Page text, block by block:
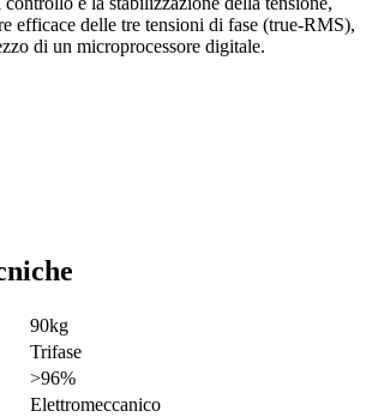
efficace delle tre tensioni di fase (true-RMS),
di un microprocessore digitale.
90kg
Trifase
>96%
Elettromeccanico